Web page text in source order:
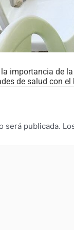
importancia de
de salud con
será publicada.